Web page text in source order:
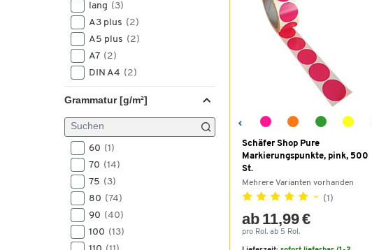
lang (3)
A3 plus (2)
A5 plus (2)
A7 (2)
DIN A4 (2)
1/3 A4(1)
500x650 (1)
A3 quer
nicht relevant(1)
Grammatur [g/m²]
60 (1)
70 (14)
75 (3)
80 (74)
90 (40)
100 (13)
Schäfer Shop Pure
Markierungspunkte, pink, 500
St.
Mehrere Varianten vorhanden
(1)
ab 11,99 €
pro Rol. ab 5 Rol.